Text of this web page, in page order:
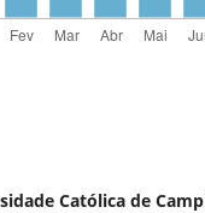
Católica de